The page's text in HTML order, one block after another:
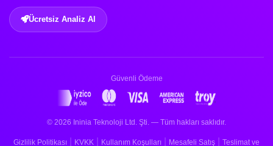
Ücretsiz Analiz Al
Güvenli Ödeme
© 2026 Ininia Teknoloji Ltd. Şti. — Tüm hakları saklıdır.
Gizlilik Politikası KVKK Kullanım Koşulları Mesafeli Satış Teslimat ve